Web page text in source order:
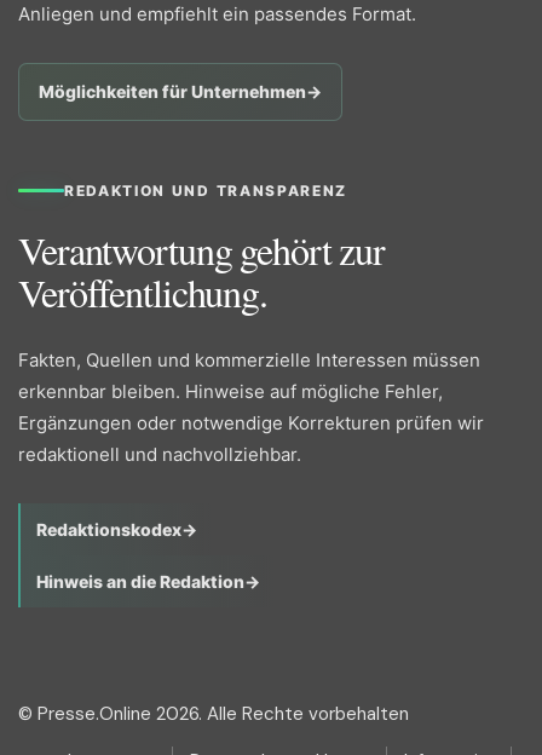
Anliegen und empfiehlt ein passendes Format.
Möglichkeiten für Unternehmen→
REDAKTION UND TRANSPARENZ
Verantwortung gehört zur
Veröffentlichung.
Fakten, Quellen und kommerzielle Interessen müssen
erkennbar bleiben. Hinweise auf mögliche Fehler,
Ergänzungen oder notwendige Korrekturen prüfen wir
redaktionell und nachvollziehbar.
Redaktionskodex→
Hinweis an die Redaktion→
© Presse.Online 2026. Alle Rechte vorbehalten